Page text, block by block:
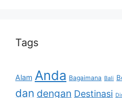
Tags
Alam Anda Bagaimana Bali
dan dengan Destinasi